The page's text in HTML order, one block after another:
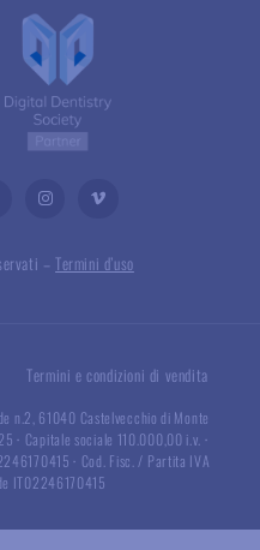
–Termini d’uso
Termini e condizioni di vendita
n.2, 61040 Castelvecchio di Monte
· Capitale sociale 110.000,00 i.v. ·
· Cod. Fisc. / Partita IVA
IT02246170415